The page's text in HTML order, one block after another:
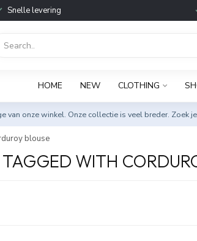
Snelle levering
HOME NEW CLOTHING
van onze winkel. Onze collectie is veel breder. Zoek
blouse
WITH